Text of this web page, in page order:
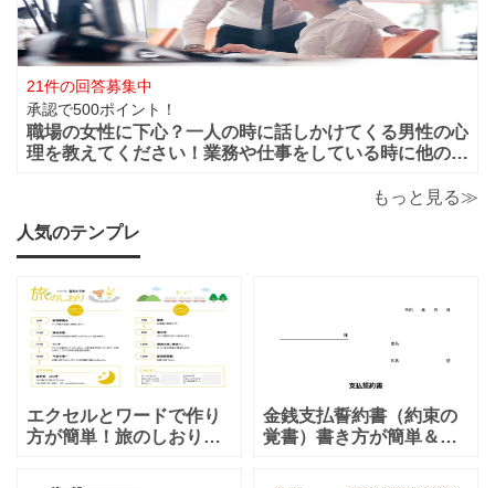
21件の回答募集中
承認で500ポイント！
職場の女性に下心？一人の時に話しかけてくる男性の心
理を教えてください！業務や仕事をしている時に他の人
かけてくるのは下心があるからでしょうか？恋愛的に好
もっと見る≫
人気のテンプレ
エクセルとワードで作り
方が簡単！旅のしおり
金銭支払誓約書（約束の
覚書）書き方が簡単＆項